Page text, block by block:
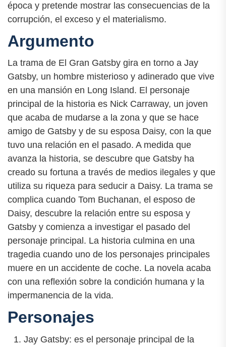
época y pretende mostrar las consecuencias de la
corrupción, el exceso y el materialismo.
Argumento
La trama de El Gran Gatsby gira en torno a Jay
Gatsby, un hombre misterioso y adinerado que vive
en una mansión en Long Island. El personaje
principal de la historia es Nick Carraway, un joven
que acaba de mudarse a la zona y que se hace
amigo de Gatsby y de su esposa Daisy, con la que
tuvo una relación en el pasado. A medida que
avanza la historia, se descubre que Gatsby ha
creado su fortuna a través de medios ilegales y que
utiliza su riqueza para seducir a Daisy. La trama se
complica cuando Tom Buchanan, el esposo de
Daisy, descubre la relación entre su esposa y
Gatsby y comienza a investigar el pasado del
personaje principal. La historia culmina en una
tragedia cuando uno de los personajes principales
muere en un accidente de coche. La novela acaba
con una reflexión sobre la condición humana y la
impermanencia de la vida.
Personajes
Jay Gatsby: es el personaje principal de la